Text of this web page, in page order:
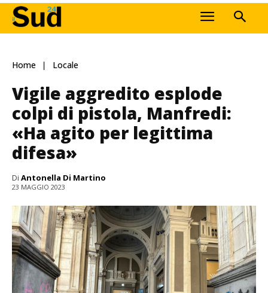
Home Locale
Vigile aggredito esplode
colpi di pistola, Manfredi:
«Ha agito per legittima
difesa»
Di Antonella Di Martino
23 MAGGIO 2023